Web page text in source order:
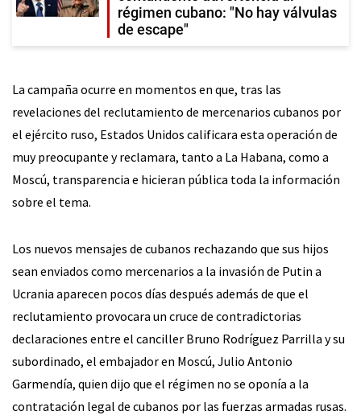
régimen cubano: "No hay válvulas
de escape"
La campaña ocurre en momentos en que, tras las
revelaciones del reclutamiento de mercenarios cubanos por
el ejército ruso, Estados Unidos calificara esta operación de
muy preocupante y reclamara, tanto a La Habana, como a
Moscú, transparencia e hicieran pública toda la información
sobre el tema.
Los nuevos mensajes de cubanos rechazando que sus hijos
sean enviados como mercenarios a la invasión de Putin a
Ucrania aparecen pocos días después además de que el
reclutamiento provocara un cruce de contradictorias
declaraciones entre el canciller Bruno Rodríguez Parrilla y su
subordinado, el embajador en Moscú, Julio Antonio
Garmendía, quien dijo que el régimen no se oponía a la
contratación legal de cubanos por las fuerzas armadas rusas.